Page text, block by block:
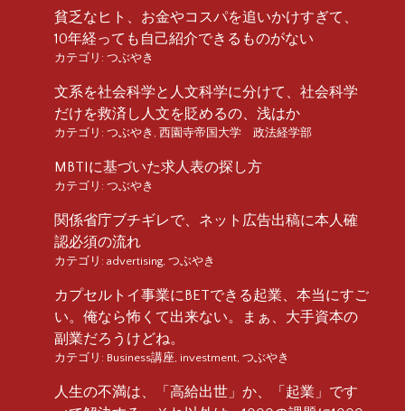
貧乏なヒト、お金やコスパを追いかけすぎて、
10年経っても自己紹介できるものがない
カテゴリ: つぶやき
文系を社会科学と人文科学に分けて、社会科学
だけを救済し人文を貶めるの、浅はか
カテゴリ: つぶやき 西園寺帝国大学 政法経学部
MBTIに基づいた求人表の探し方
カテゴリ: つぶやき
関係省庁ブチギレで、ネット広告出稿に本人確
認必須の流れ
カテゴリ: advertising つぶやき
カプセルトイ事業にBETできる起業、本当にすご
い。俺なら怖くて出来ない。まぁ、大手資本の
副業だろうけどね。
カテゴリ: Business講座 investment つぶやき
人生の不満は、「高給出世」か、「起業」です